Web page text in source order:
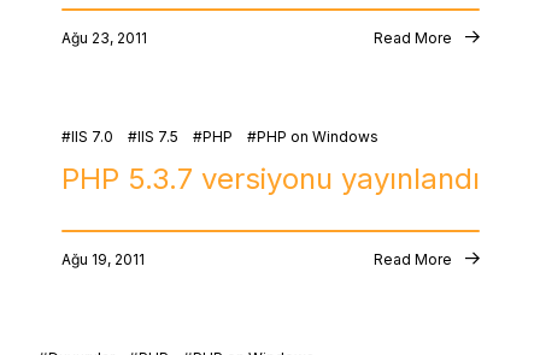
Ağu 23, 2011 Read More
IIS 7.0 IIS 7.5 PHP PHP on Windows
PHP 5.3.7 versiyonu yayınlandı
Ağu 19, 2011 Read More